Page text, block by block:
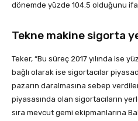
dönemde yüzde 104.5 olduğunu
Tekne makine sigorta
Teker, “Bu süreç 2017 yılında ise
bağlı olarak ise sigortacılar
pazarın daralmasına sebep
piyasasında olan sigortacıların
sıra mevcut gemi ekipmanlarına